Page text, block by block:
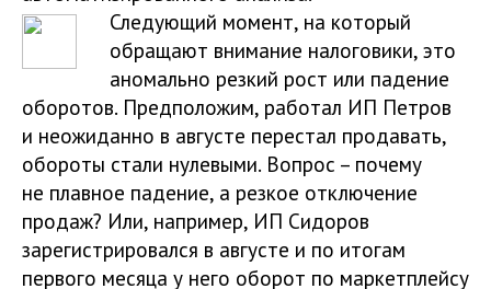
Следующий момент, на который
обращают внимание налоговики, это
аномально резкий рост или падение
оборотов. Предположим, работал ИП Петров
и неожиданно в августе перестал продавать,
обороты стали нулевыми. Вопрос – почему
не плавное падение, а резкое отключение
продаж? Или, например, ИП Сидоров
зарегистрировался в августе и по итогам
первого месяца у него оборот по маркетплейсу